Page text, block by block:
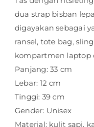
dua strap bisban
digayakan sebagai
ransel, tote bag,
kompartmen laptop
Panjang: 33 cm
Lebar: 12 cm
Tinggi: 39 cm
Gender: Unisex
Material: kulit sapi,